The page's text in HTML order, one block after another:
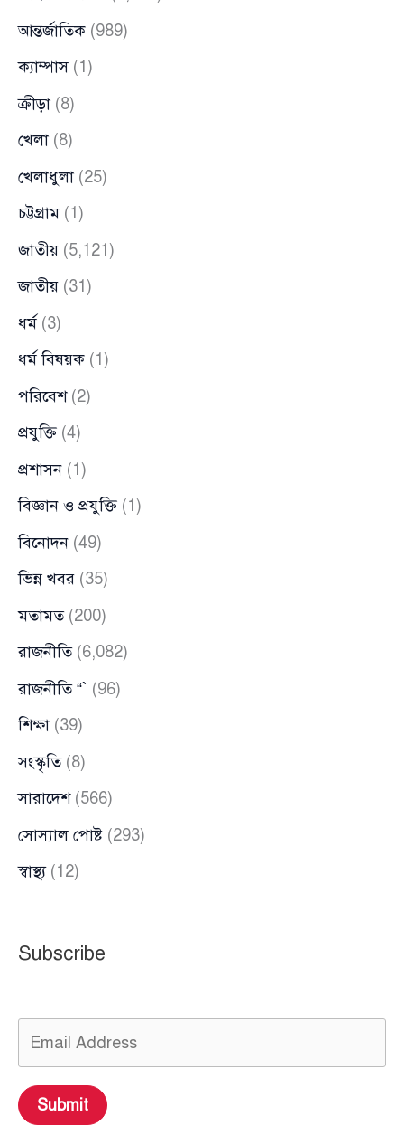
আন্তর্জাতিক (989)
ক্যাম্পাস(1)
ক্রীড়া (8)
খেলা (8)
খেলাধুলা (25)
চট্টগ্রাম (1)
জাতীয় (5,121)
জাতীয় (31)
ধর্ম (3)
ধর্ম বিষয়ক (1)
পরিবেশ(2)
প্রযুক্তি (4)
প্রশাসন (1)
বিজ্ঞান ও প্রযুক্তি (1)
বিনোদন (49)
ভিন্ন খবর (35)
মতামত(200)
রাজনীতি(6,082)
রাজনীতি “` (96)
শিক্ষা (39)
সংস্কৃতি(8)
সারাদেশ(566)
সোস্যাল পোষ্ট (293)
স্বাস্থ্য(12)
Subscribe
Submit